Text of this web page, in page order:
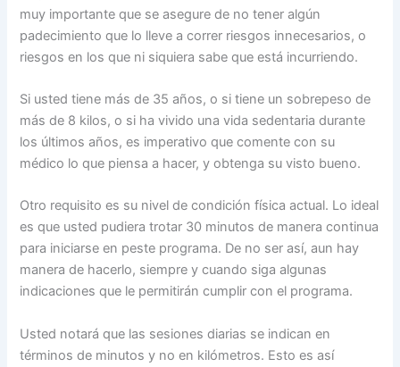
muy importante que se asegure de no tener algún
padecimiento que lo lleve a correr riesgos innecesarios, o
riesgos en los que ni siquiera sabe que está incurriendo.
Si usted tiene más de 35 años, o si tiene un sobrepeso de
más de 8 kilos, o si ha vivido una vida sedentaria durante
los últimos años, es imperativo que comente con su
médico lo que piensa a hacer, y obtenga su visto bueno.
Otro requisito es su nivel de condición física actual. Lo ideal
es que usted pudiera trotar 30 minutos de manera continua
para iniciarse en peste programa. De no ser así, aun hay
manera de hacerlo, siempre y cuando siga algunas
indicaciones que le permitirán cumplir con el programa.
Usted notará que las sesiones diarias se indican en
términos de minutos y no en kilómetros. Esto es así